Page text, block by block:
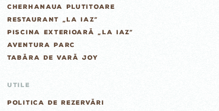
CHERHANAUA PLUTITOARE
RESTAURANT „LA IAZ”
PISCINA EXTERIOARĂ „LA IAZ”
AVENTURA PARC
TABĂRA DE VARĂ JOY
UTILE
POLITICA DE REZERVĂRI